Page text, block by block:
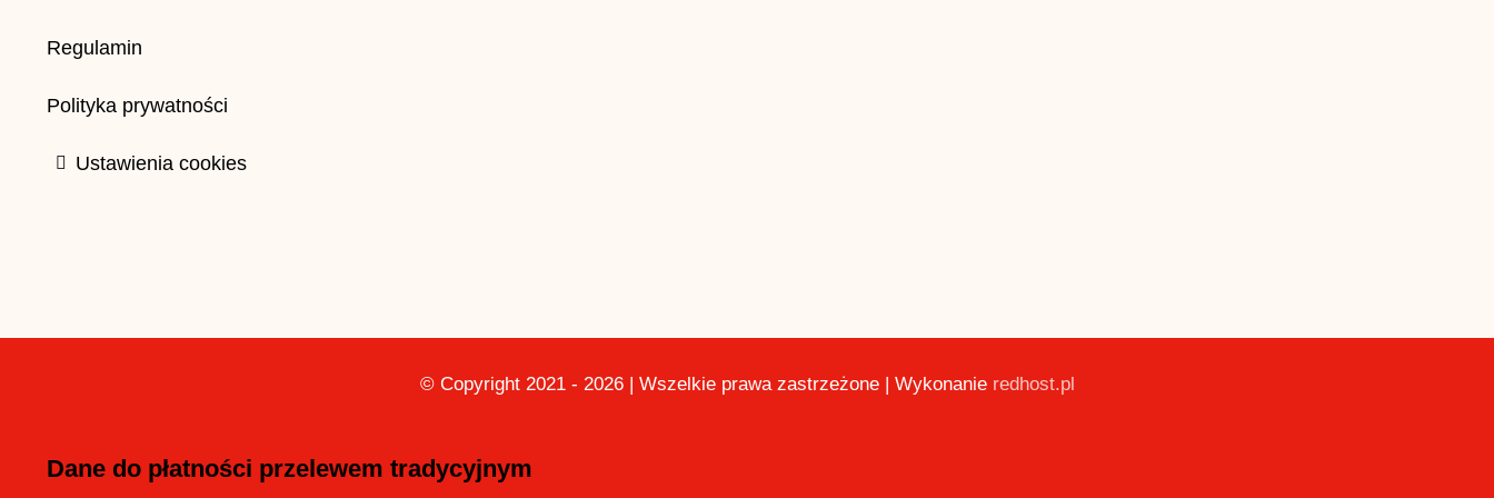
Regulamin
Polityka prywatności
Ustawienia cookies
© Copyright 2021 - 2026 | Wszelkie prawa zastrzeżone | Wykonanie redhost.pl
Dane do płatności przelewem tradycyjnym